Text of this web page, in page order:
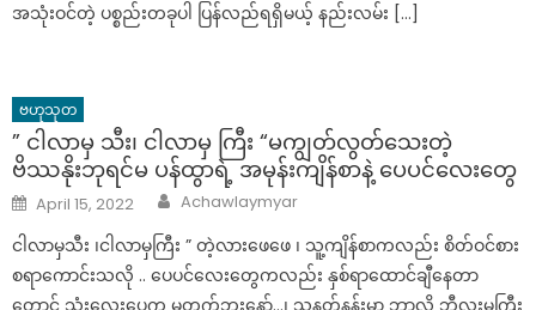
အသုံးဝင်တဲ့ ပစ္စည်းတခုပါ ပြန်လည်ရရှိမယ့် နည်းလမ်း […]
ဗဟုသုတ
” ငါလာမှ သီး၊ ငါလာမှ ကြီး “မကျွတ်လွတ်သေးတဲ့
ဗိဿနိုးဘုရင်မ ပန်ထွာရဲ့ အမုန်းကျိန်စာနဲ့ ပေပင်လေး‌တွေ
Posted
on
April 15, 2022 Author
Achawlaymyar
ငါလာမှသီး ၊ငါလာမှကြီး ” တဲ့လားဖေဖေ ၊ သူ့ကျိန်စာကလည်း စိတ်ဝင်စား
စရာကောင်းသလို .. ပေပင်လေးတွေကလည်း နှစ်ရာထောင်ချီနေတာ
တောင် သုံးလေးပေက မတက်ဘူးနော်…၊ သူ့နတ်နန်းမှာ ဘာလို့ ဘီလူးမကြီး